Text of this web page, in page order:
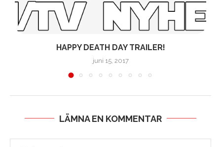
HAPPY DEATH DAY TRAILER!
juni 15, 2017
LÄMNA EN KOMMENTAR